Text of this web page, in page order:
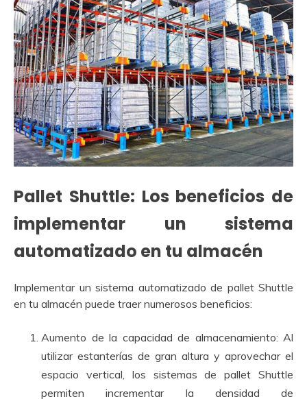
Pallet Shuttle: Los beneficios de
implementar un sistema
automatizado en tu almacén
Implementar un sistema automatizado de pallet Shuttle
en tu almacén puede traer numerosos beneficios:
Aumento de la capacidad de almacenamiento: Al
utilizar estanterías de gran altura y aprovechar el
espacio vertical, los sistemas de pallet Shuttle
permiten incrementar la densidad de